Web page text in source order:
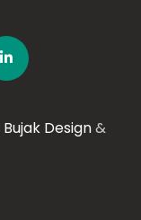
Bujak Design&